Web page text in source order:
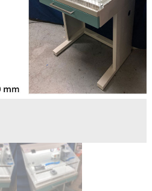
Χ
Ν
Ι
Κ
Α
Μ
Η
Ν
Η
Μ
Α